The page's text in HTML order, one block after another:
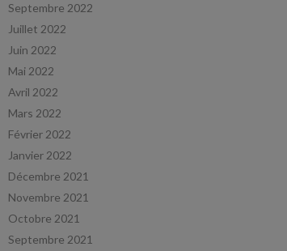
Septembre 2022
Juillet 2022
Juin 2022
Mai 2022
Avril 2022
Mars 2022
Février 2022
Janvier 2022
Décembre 2021
Novembre 2021
Octobre 2021
Septembre 2021